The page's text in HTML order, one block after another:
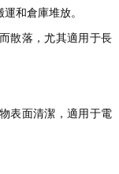
和倉庫堆放。
散落，尤其適用于長
表面清潔，適用于電